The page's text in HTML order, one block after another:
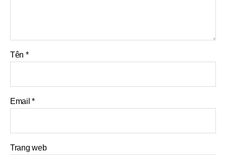
Tên *
Email*
Trang web